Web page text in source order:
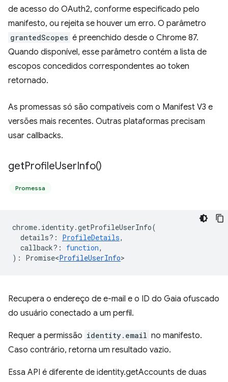
de acesso do OAuth2, conforme especificado pelo
manifesto, ou rejeita se houver um erro. O parâmetro
grantedScopes é preenchido desde o Chrome 87.
Quando disponível, esse parâmetro contém a lista de
escopos concedidos correspondentes ao token
retornado.
As promessas só são compatíveis com o Manifest V3 e
versões mais recentes. Outras plataformas precisam
usar callbacks.
getProfileUserInfo()
Promessa
chrome. identity.getProfileUserInfo(
details? : ProfileDetails,
callback? : function,
) : Promise<ProfileUserInfo>
Recupera o endereço de e-mail e o ID do Gaia ofuscado
do usuário conectado a um perfil.
Requer a permissão identity.email no manifesto.
Caso contrário, retorna um resultado vazio.
Essa API é diferente de identity.getAccounts de duas